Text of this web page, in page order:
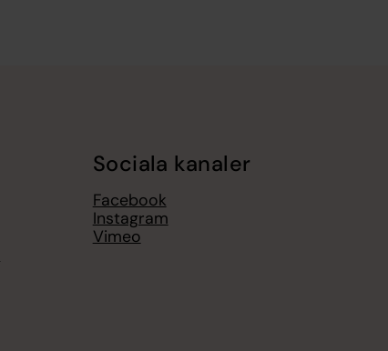
Sociala kanaler
Facebook
Instagram
Vimeo